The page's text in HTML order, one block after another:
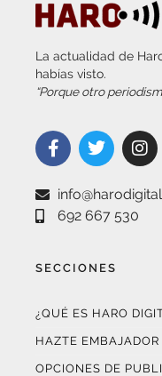
La actualidad de
habías visto.
“Porque otro
692 667 530
SECCIONES
¿QUÉ ES HARO
HAZTE EMBAJADOR
OPCIONES DE